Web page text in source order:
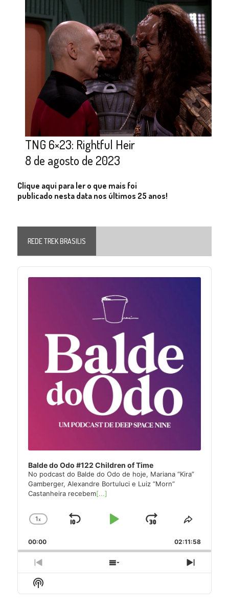
TNG 6×23: Rightful Heir
8 de agosto de 2023
Clique aqui para ler o que mais foi
publicado nesta data nos últimos 25 anos!
REDE TREK BRASILIS
Audio
Player
Balde do Odo #122 Children of Time
No podcast do Balde do Odo de hoje, Mariana “Kira”
Gamberger, Alexandre Bortuluci e Luiz “Morn”
Castanheira recebem[...]
Change
Rate
1x
Skip
Play
Jump
Forward
Share
Episode
00:00 02:11:58
Previous
Episode
Show
Episodes
Next
Episode
Show
Podcast